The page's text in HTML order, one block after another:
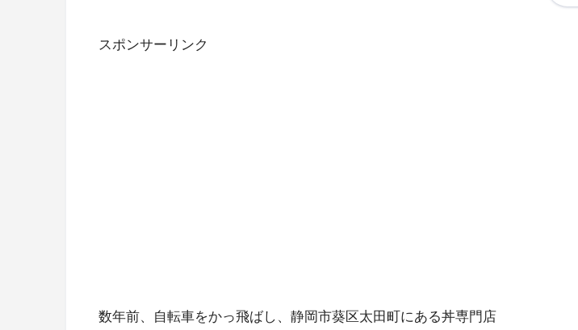
スポンサーリンク
数年前、自転車をかっ飛ばし、静岡市葵区太田町にある丼専門店